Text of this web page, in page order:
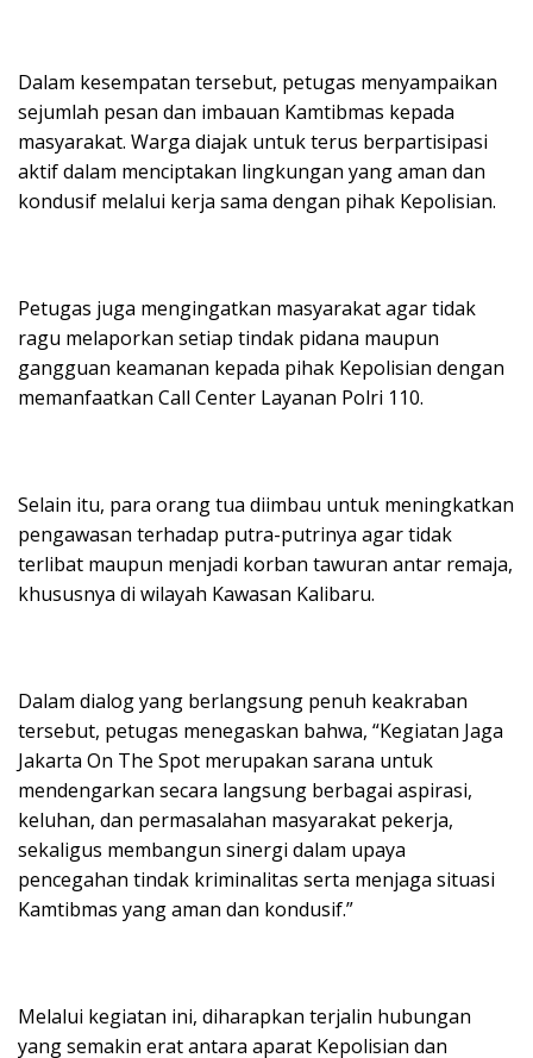
Dalam kesempatan tersebut, petugas menyampaikan
sejumlah pesan dan imbauan Kamtibmas kepada
masyarakat. Warga diajak untuk terus berpartisipasi
aktif dalam menciptakan lingkungan yang aman dan
kondusif melalui kerja sama dengan pihak Kepolisian.
Petugas juga mengingatkan masyarakat agar tidak
ragu melaporkan setiap tindak pidana maupun
gangguan keamanan kepada pihak Kepolisian dengan
memanfaatkan Call Center Layanan Polri 110.
Selain itu, para orang tua diimbau untuk meningkatkan
pengawasan terhadap putra-putrinya agar tidak
terlibat maupun menjadi korban tawuran antar remaja,
khususnya di wilayah Kawasan Kalibaru.
Dalam dialog yang berlangsung penuh keakraban
tersebut, petugas menegaskan bahwa, “Kegiatan Jaga
Jakarta On The Spot merupakan sarana untuk
mendengarkan secara langsung berbagai aspirasi,
keluhan, dan permasalahan masyarakat pekerja,
sekaligus membangun sinergi dalam upaya
pencegahan tindak kriminalitas serta menjaga situasi
Kamtibmas yang aman dan kondusif.”
Melalui kegiatan ini, diharapkan terjalin hubungan
yang semakin erat antara aparat Kepolisian dan